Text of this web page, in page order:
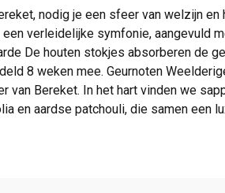
nodig je een sfeer van welzijn
een verleidelijke symfonie, aangevuld
De houten stokjes absorberen de
8 weken mee. Geurnoten
van Bereket. In het hart vinden we
en aardse patchouli, die samen een